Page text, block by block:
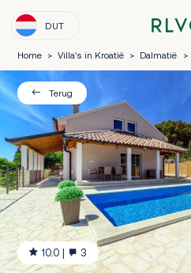
DUT
Home > Villa's in Kroatië > Dalmatië >
Terug
10.0 | 3